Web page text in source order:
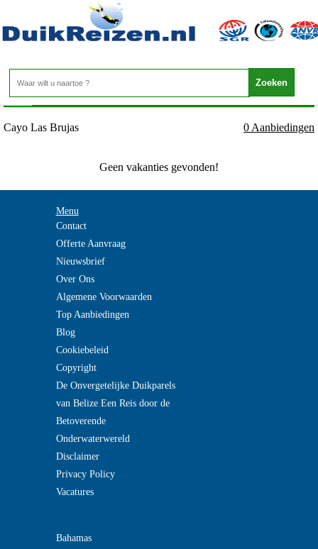
Cuba - Midden - Cayo Las Brujas
Home>
Cayo Las Brujas 0 Aanbiedingen
Geen vakanties gevonden!
Menu
Contact
Offerte Aanvraag
Nieuwsbrief
Over Ons
Algemene Voorwaarden
Top Aanbiedingen
Blog
Cookiebeleid
Copyright
De Onvergetelijke Duikparels
van Belize Een Reis door de
Betoverende
Onderwaterwereld
Disclaimer
Privacy Policy
Vacatures
Bahamas